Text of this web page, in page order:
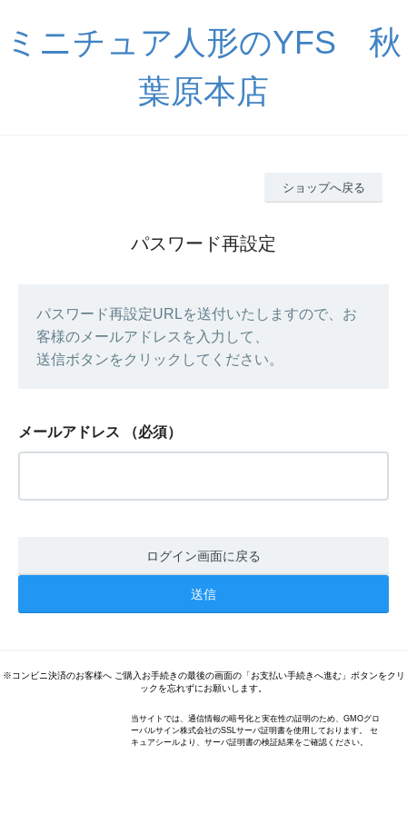
ミニチュア人形のYFS 秋
葉原本店
ショップへ戻る
パスワード再設定
パスワード再設定URLを送付いたしますので、お
客様のメールアドレスを入力して、
送信ボタンをクリックしてください。
メールアドレス （必須）
ログイン画面に戻る
※コンビニ決済のお客様へ ご購入お手続きの最後の画面の「お支払い手続きへ進む」ボタンをクリ
ックを忘れずにお願いします。
当サイトでは、通信情報の暗号化と実在性の証明のため、GMOグロ
ーバルサイン株式会社のSSLサーバ証明書を使用しております。 セ
キュアシールより、サーバ証明書の検証結果をご確認ください。